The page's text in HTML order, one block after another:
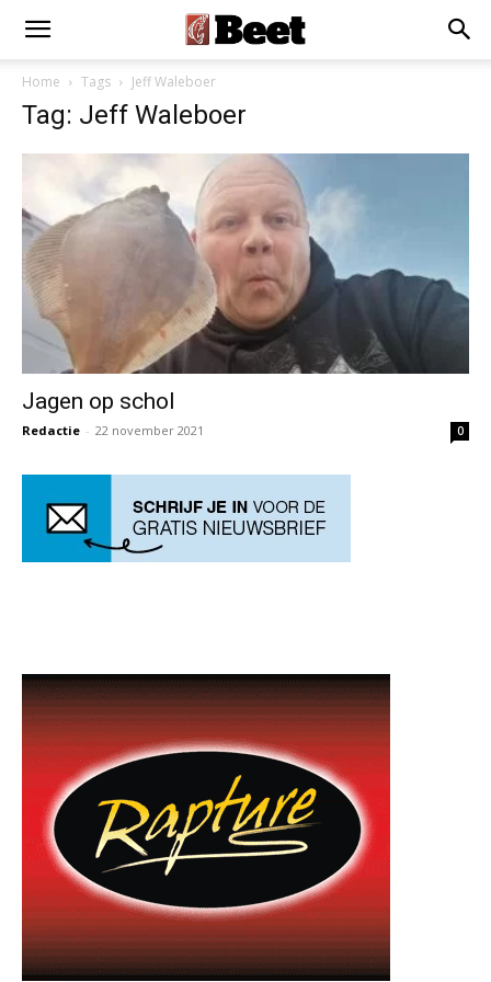
Home Tags Jeff Waleboer
Tag: Jeff Waleboer
Jagen op schol
Redactie - 22 november 2021 0